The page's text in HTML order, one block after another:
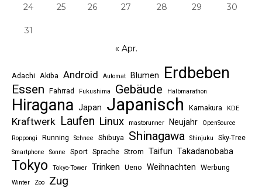
24 25 26 27 28 29 30
31
« Apr.
Adachi Akiba Android Automat Blumen Erdbeben
Essen Fahrrad Fukushima Gebäude Halbmarathon
Hiragana Japan Japanisch Kamakura KDE
Kraftwerk Laufen Linux mastorunner Neujahr
OpenSource
Roppongi
Running Schnee Shibuya Shinagawa Shinjuku Sky-Tree
Smartphone Sonne Sport Sprache Strom Taifun Takadanobaba
Tokyo Tokyo-Tower Trinken Ueno Weihnachten Werbung
Winter Zoo Zug